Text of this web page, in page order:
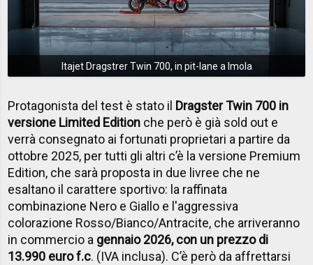
Itajet Dragstrer Twin 700, in pit-lane a Imola
Protagonista del test è stato il Dragster Twin 700 in
versione Limited Edition che però è già sold out e
verrà consegnato ai fortunati proprietari a partire da
ottobre 2025, per tutti gli altri c’è la versione Premium
Edition, che sarà proposta in due livree che ne
esaltano il carattere sportivo: la raffinata
combinazione Nero e Giallo e l'aggressiva
colorazione Rosso/Bianco/Antracite, che arriveranno
in commercio a gennaio 2026, con un prezzo di
13.990 euro f.c. (IVA inclusa). C’è però da affrettarsi